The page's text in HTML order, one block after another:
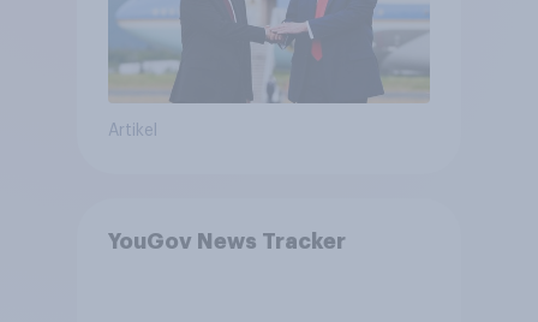
Artikel
YouGov News Tracker